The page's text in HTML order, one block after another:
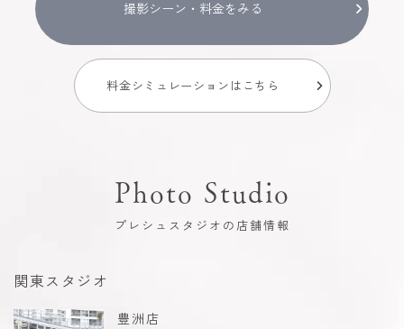
撮影シーン・料金をみる
料金シミュレーションはこちら
Photo Studio
プレシュスタジオの店舗情報
関東スタジオ
豊洲店